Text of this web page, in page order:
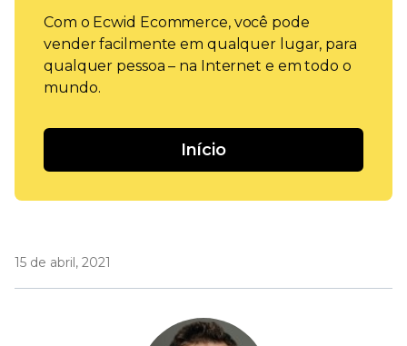
Com o Ecwid Ecommerce, você pode
vender facilmente em qualquer lugar, para
qualquer pessoa – na Internet e em todo o
mundo.
Início
15 de abril, 2021